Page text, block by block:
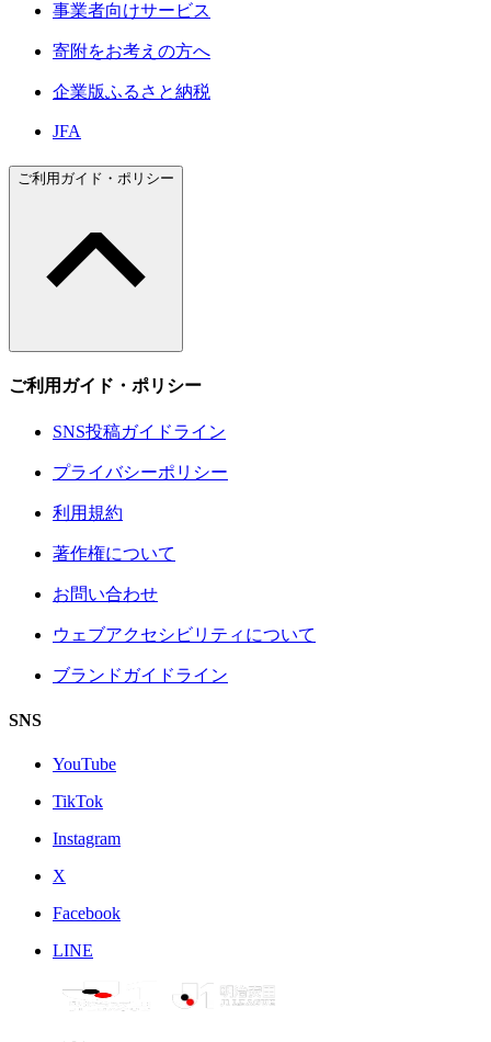
事業者向けサービス
寄附をお考えの方へ
企業版ふるさと納税
JFA
ご利用ガイド・ポリシー
ご利用ガイド・ポリシー
SNS投稿ガイドライン
プライバシーポリシー
利用規約
著作権について
お問い合わせ
ウェブアクセシビリティについて
ブランドガイドライン
SNS
YouTube
TikTok
Instagram
X
Facebook
LINE